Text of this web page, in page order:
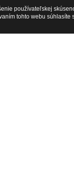
používateľskej
tohto webu súhlasíte